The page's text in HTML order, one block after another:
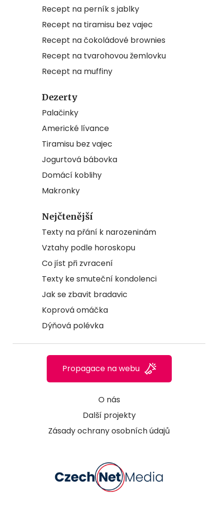
Recept na perník s jablky
Recept na tiramisu bez vajec
Recept na čokoládové brownies
Recept na tvarohovou žemlovku
Recept na muffiny
Dezerty
Palačinky
Americké lívance
Tiramisu bez vajec
Jogurtová bábovka
Domácí koblihy
Makronky
Nejčtenější
Texty na přání k narozeninám
Vztahy podle horoskopu
Co jíst při zvracení
Texty ke smuteční kondolenci
Jak se zbavit bradavic
Koprová omáčka
Dýňová polévka
O nás
Další projekty
Zásady ochrany osobních údajů
Propagace na webu